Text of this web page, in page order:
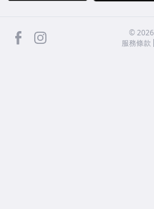
facebook ©2026
服務條款